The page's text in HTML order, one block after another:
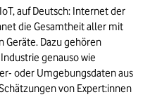
auf Deutsch: Internet der
die Gesamtheit aller mit
Dazu gehören
genauso wie
oder Umgebungsdaten aus
von Expert:innen